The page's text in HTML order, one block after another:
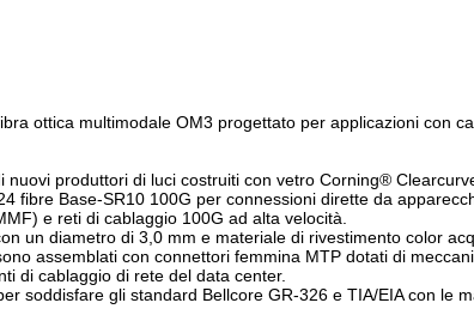
ottica multimodale OM3 progettato per applicazioni con
produttori di luci costruiti con vetro Corning®
fibre Base-SR10 100G per connessioni dirette da
e reti di cablaggio 100G ad alta velocità.
un diametro di 3,0 mm e materiale di rivestimento color
assemblati con connettori femmina MTP dotati di
di cablaggio di rete del data center.
soddisfare gli standard Bellcore GR-326 e TIA/EIA con le